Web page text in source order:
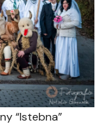
“Istebna”